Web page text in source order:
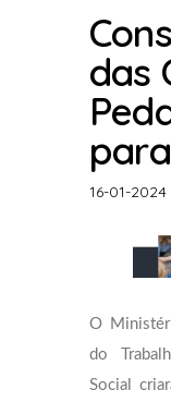
das
16-01-2024
O
do
Social